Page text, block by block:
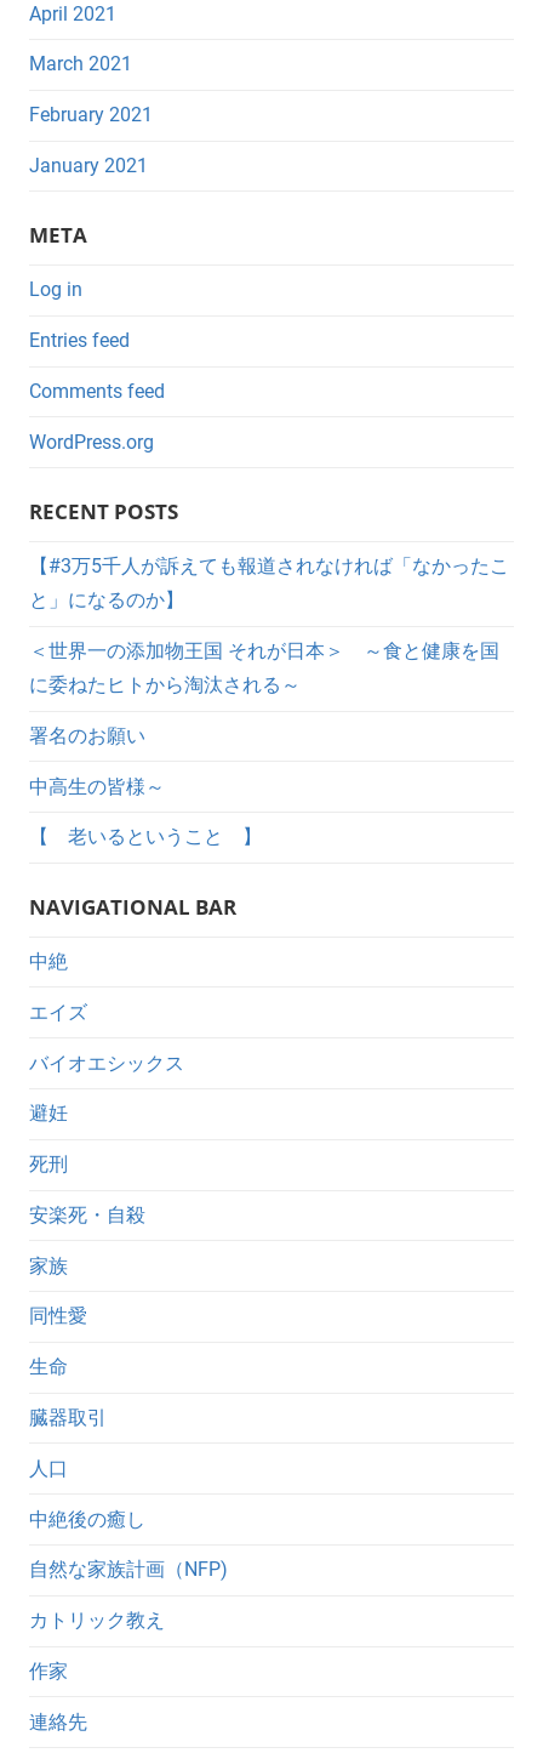
April 2021
March 2021
February 2021
January 2021
META
Log in
Entries feed
Comments feed
WordPress.org
RECENT POSTS
【#3万5千人が訴えても報道されなければ「なかったこ
と」になるのか】
＜世界一の添加物王国 それが日本＞ ～食と健康を国
に委ねたヒトから淘汰される～
署名のお願い
中高生の皆様～
【 老いるということ 】
NAVIGATIONAL BAR
中絶
エイズ
バイオエシックス
避妊
死刑
安楽死・自殺
家族
同性愛
生命
臓器取引
人口
中絶後の癒し
自然な家族計画（NFP)
カトリック教え
作家
連絡先